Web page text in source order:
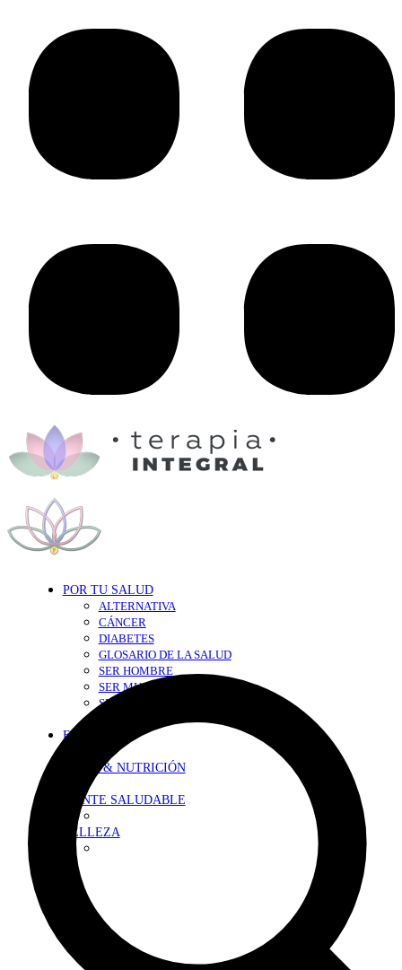
POR TU SALUD
ALTERNATIVA
CÁNCER
DIABETES
GLOSARIO DE LA SALUD
SER HOMBRE
SER MUJER
SEXY-SALUD
EN FORMA
DIETA & NUTRICIÓN
MENTE SALUDABLE
BELLEZA